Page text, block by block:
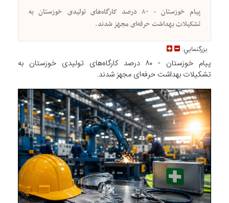
پیام خوزستان - ۸۰ درصد کارگاه‌های تولیدی خوزستان به
تشکیلات بهداشت حرفه‌ای مجهز شدند.
بزرگنمايي:
پیام خوزستان - ۸۰ درصد کارگاه‌های تولیدی خوزستان به
تشکیلات بهداشت حرفه‌ای مجهز شدند.